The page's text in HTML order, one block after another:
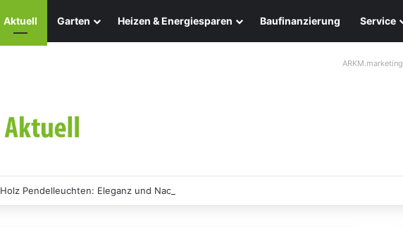
Aktuell Garten Heizen & Energiesparen Baufinanzierung Service
ARKM.marketing
Holz Pendelleuchten: Eleganz und Nachhaltigkeit für Ihr Zuhause